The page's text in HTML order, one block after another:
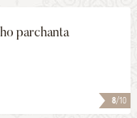
8/10
parchanta